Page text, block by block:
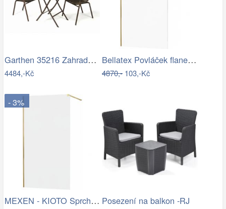
Garthen 35216 Zahradní balkonový set…
4484,-Kč
Bellatex Povláček flanelový 40x40 cm…
4870,-103,-Kč
- 3%
MEXEN - KIOTO Sprchová zástěna WALK-IN… Posezení na balkon -RJ